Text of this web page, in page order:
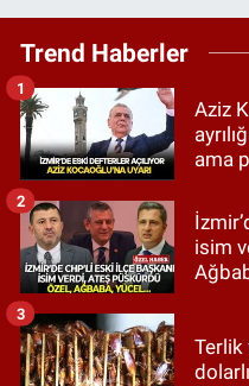
Trend Haberler
Aziz
ama
1
isim
2
Terlik
3